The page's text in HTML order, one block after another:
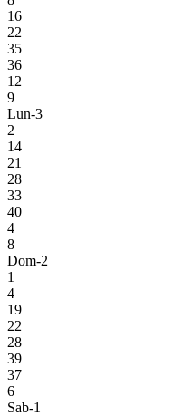
16
22
35
36
12
9
Lun-3
2
14
21
28
33
40
4
8
Dom-2
1
4
19
22
28
39
37
6
Sab-1